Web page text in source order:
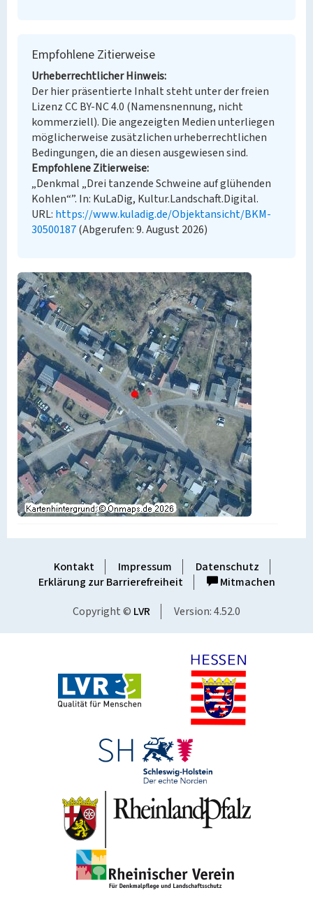
Empfohlene Zitierweise
Urheberrechtlicher Hinweis
Der hier präsentierte Inhalt steht unter der freien
Lizenz CC BY-NC 4.0 (Namensnennung, nicht
kommerziell). Die angezeigten Medien unterliegen
möglicherweise zusätzlichen urheberrechtlichen
Bedingungen, die an diesen ausgewiesen sind.
Empfohlene Zitierweise
„Denkmal „Drei tanzende Schweine auf glühenden
Kohlen“”. In: KuLaDig, Kultur.Landschaft.Digital.
URL: https://www.kuladig.de/Objektansicht/BKM-
30500187(Abgerufen: 9. August 2026)
Kontakt Impressum
Datenschutz
Erklärung zur Barrierefreiheit
Mitmachen
Copyright © LVR Version: 4.52.0